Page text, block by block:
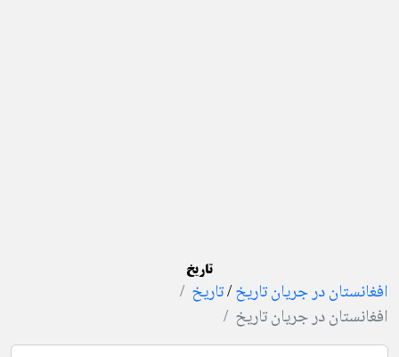
تاریخ
افغانستان در جریان تاریخ/تاریخ
افغانستان در جریان تاریخ